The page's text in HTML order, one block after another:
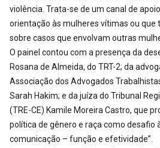
violência. Trata-se de um canal de
orientação às mulheres vítimas ou
sobre casos que envolvam outras
O painel contou com a presença da
Rosana de Almeida, do TRT-2; da
Associação dos Advogados
Sarah Hakim; e da juíza do Tribunal
(TRE-CE) Kamile Moreira Castro, que
política de gênero e raça como desafio
comunicação – função e efetividade”.